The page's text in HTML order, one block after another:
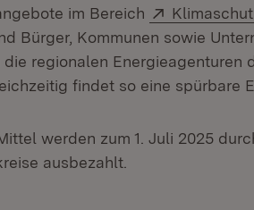
im Bereich
Extern:
Bürger, Kommunen sowie
regionalen Energieagenturen
findet so eine spürbare
werden zum 1. Juli 2025
ausbezahlt.